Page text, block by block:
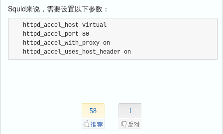
Squid来说，需要设置以下参数：
httpd_accel_host virtual
httpd_accel_port 80
httpd_accel_with_proxy on
httpd_accel_uses_host_header on
58 1